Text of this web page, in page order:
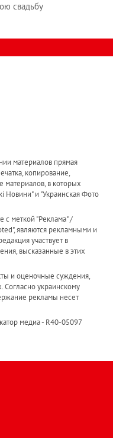
свадьбу
материалов прямая
копирование,
материалов, в которых
Новини" и "Украинская Фото
с меткой "Реклама" /
являются рекламными и
участвует в
высказанные в этих
и оценочные суждения,
украинскому
рекламы несет
медиа - R40-05097